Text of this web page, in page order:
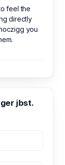
feel the
directly
you
jbst.